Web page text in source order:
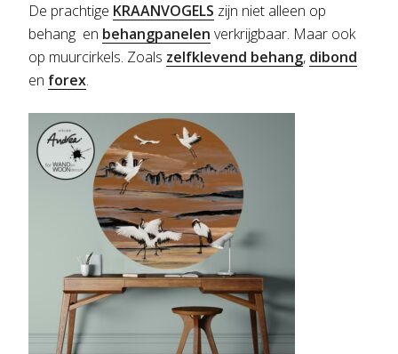
De prachtige KRAANVOGELS zijn niet alleen op
behang en behangpanelen verkrijgbaar. Maar ook
op muurcirkels. Zoals zelfklevend behang, dibond
en forex.